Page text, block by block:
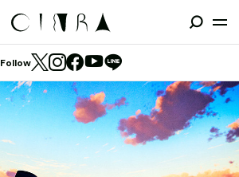
Follow